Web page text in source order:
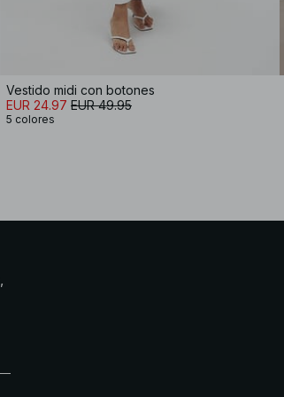
Vestido midi con botones
EUR 24.97 EUR 49.95
5 colores